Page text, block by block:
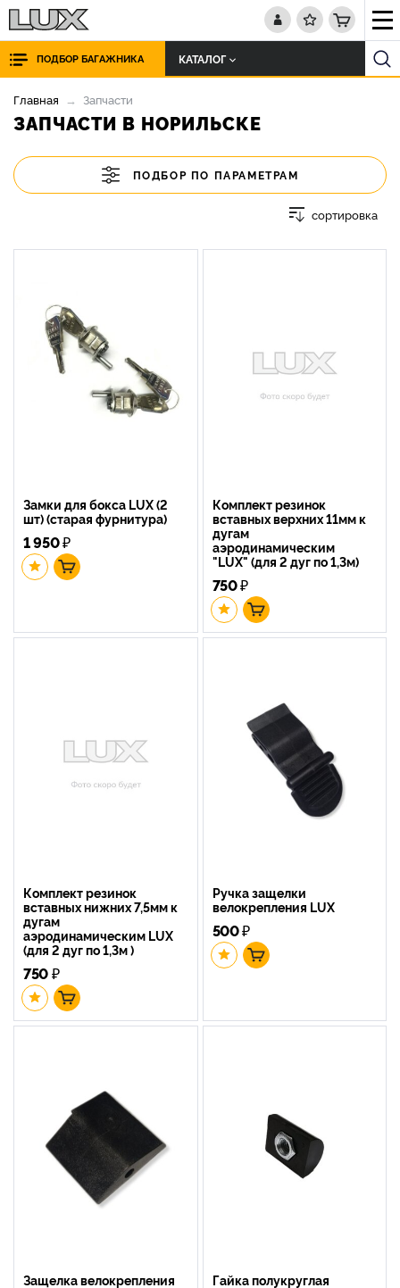
ПОДБОР БАГАЖНИКА КАТАЛОГ
Главная Запчасти
ЗАПЧАСТИ В НОРИЛЬСКЕ
ПОДБОР ПО ПАРАМЕТРАМ
сортировка
Замки для бокса LUX (2
шт) (старая фурнитура)
1 950₽
Комплект резинок
вставных верхних 11мм к
дугам
аэродинамическим
"LUX" (для 2 дуг по 1,3м)
750₽
Комплект резинок
вставных нижних 7,5мм к
дугам
аэродинамическим LUX
(для 2 дуг по 1,3м )
750₽
Ручка защелки
велокрепления LUX
500₽
Защелка велокрепления
Гайка полукруглая